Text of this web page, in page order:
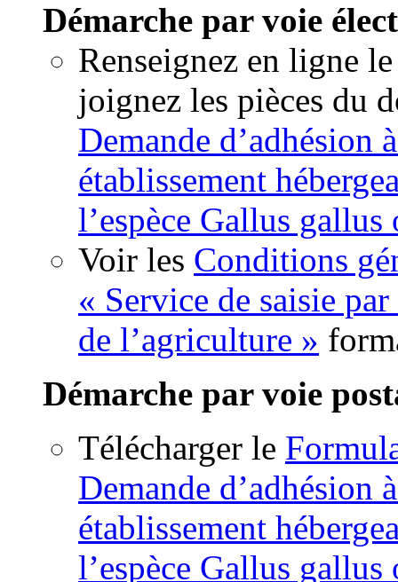
Démarche par voie
Renseignez en ligne
joignez les pièces du
Demande d’adhésion
établissement
l’espèce Gallus
Voir les Conditions
« Service de saisie
de l’agriculture »
Démarche par voie
Télécharger le
Demande d’adhésion
établissement
l’espèce Gallus